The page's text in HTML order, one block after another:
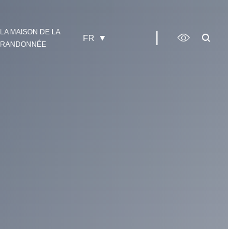
LA MAISON DE LA
RANDONNÉE
FR